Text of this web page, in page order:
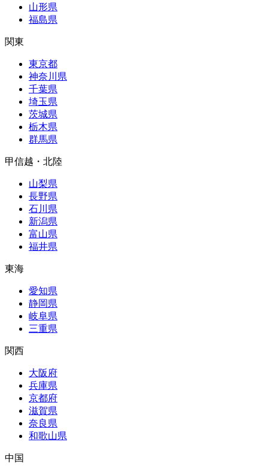
山形県
福島県
関東
東京都
神奈川県
千葉県
埼玉県
茨城県
栃木県
群馬県
甲信越・北陸
山梨県
長野県
石川県
新潟県
富山県
福井県
東海
愛知県
静岡県
岐阜県
三重県
関西
大阪府
兵庫県
京都府
滋賀県
奈良県
和歌山県
中国